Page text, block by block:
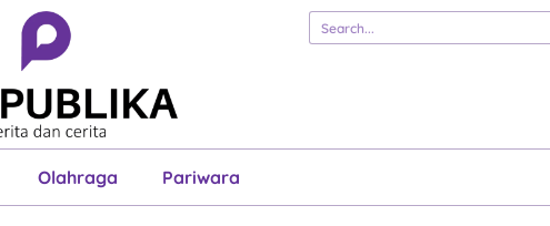
Olahraga Pariwara
Esai Justisia
Pariwara